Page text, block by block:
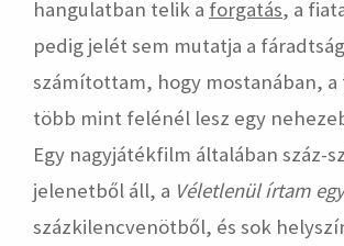
hangulatban telik a forgatás, a
pedig jelét sem mutatja a
számítottam, hogy mostanában, a
több mint felénél lesz egy
Egy nagyjátékfilm általában száz-
jelenetből áll, a Véletlenül írtam
százkilencvenötből, és sok